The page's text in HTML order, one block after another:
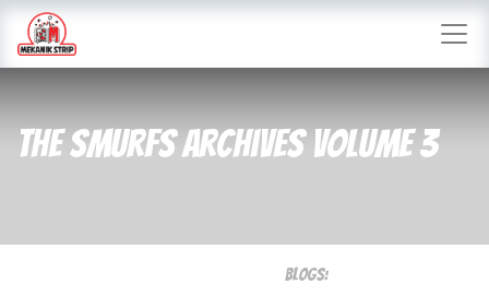
The Smurfs Archives volume 3
Blogs: